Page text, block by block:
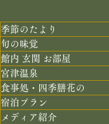
予
約
季節のたより
旬の味覚
館内 玄関 お部屋
宮津温泉
食事処・四季膳花の
宿泊プラン
メディア紹介